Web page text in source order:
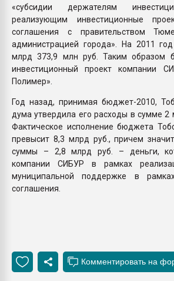
«субсидии держателям
реализующим инвестиционные
соглашения с правительством
администрацией города». На 2011
млрд 373,9 млн руб. Таким образом
инвестиционный проект компании
Полимер».
Год назад, принимая бюджет-2010,
дума утвердила его расходы в сумме 2
Фактическое исполнение бюджета
превысит 8,3 млрд руб., причем
суммы – 2,8 млрд руб. – деньги,
компании СИБУР в рамках
муниципальной поддержке в рамках
соглашения.